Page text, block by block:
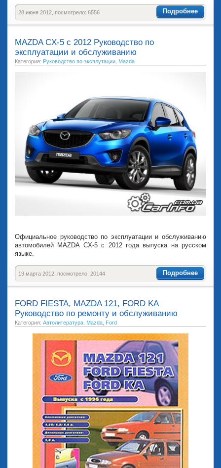
Подробнее
28 июня 2012, посмотрело: 6556
MAZDA CX-5 с 2012 Руководство по
эксплуатации и обслуживанию
Категория: Руководство по эксплутации Mazda
Официальное руководство по эксплуатации и обслуживанию
автомобилей MAZDA CX-5 с 2012 года выпуска на русском
языке.
Подробнее
19 марта 2012, посмотрело: 20144
FORD FIESTA, MAZDA 121, FORD KA
Руководство по ремонту и обслуживанию
Категория: Автолитература Mazda Ford